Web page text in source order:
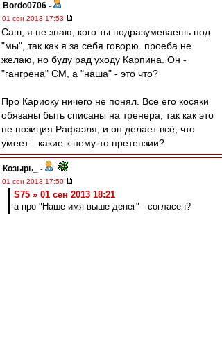
Bordo0706 -
01 сен 2013 17:53
Саш, я не знаю, кого ты подразумеваешь под
"мы", так как я за себя говорю. проеба не
желаю, но буду рад уходу Карпина. Он -
"гангрена" СМ, а "наша" - это что?
Про Кариоку ничего не понял. Все его косяки
обязаны быть списаны на тренера, так как это
не позиция Рафаэля, и он делает всё, что
умеет... какие к нему-то претензии?
Козырь_
-
01 сен 2013 17:50
S75 » 01 сен 2013 18:21
а про "Наше имя выше денег" - согласен?